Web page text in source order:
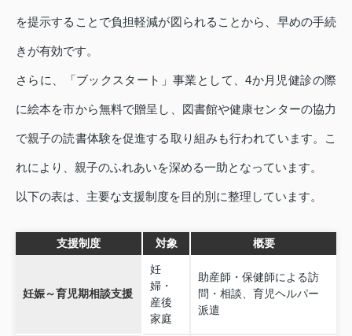
を提示することで負担軽減が図られることから、早めの手続
きが有効です。
さらに、「ブックスタート」事業として、4か月児健診の際
に絵本を市から無料で贈呈し、図書館や健康センターの協力
で親子の読書体験を促進する取り組みも行われています。こ
れにより、親子のふれあいを深める一助となっています。
以下の表は、主要な支援制度を目的別に整理しています。
支援制度 対象 概要
妊娠～育児期相談支援
妊
婦・
産後
家庭
助産師・保健師による訪
問・相談、育児ヘルパー
派遣